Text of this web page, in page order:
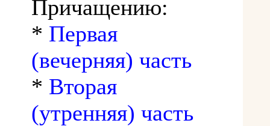
Причащению:
* Первая
(вечерняя) часть
* Вторая
(утренняя) часть